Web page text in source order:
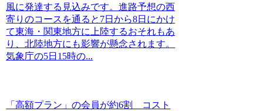
風に発達する見込みです。進路予想の西
寄りのコースを通ると7日から8日にかけ
て東海・関東地方に上陸するおそれもあ
り、北陸地方にも影響が懸念されます。
気象庁の5日15時の...
「高額プラン」の会員が約6割 コスト